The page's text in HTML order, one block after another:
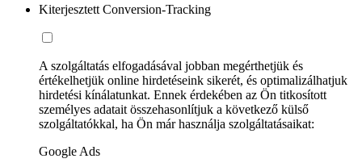
Kiterjesztett Conversion-Tracking
A szolgáltatás elfogadásával jobban megérthetjük és
értékelhetjük online hirdetéseink sikerét, és optimalizálhatjuk
hirdetési kínálatunkat. Ennek érdekében az Ön titkosított
személyes adatait összehasonlítjuk a következő külső
szolgáltatókkal, ha Ön már használja szolgáltatásaikat:
Google Ads